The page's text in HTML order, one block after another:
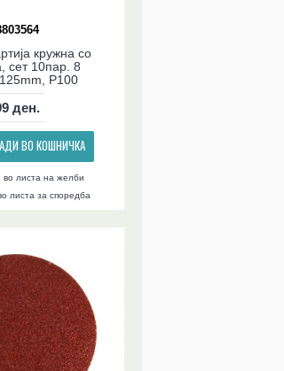
кружна со
сет 10пар. 8
P100
ден.
ВО КОШНИЧКА
во листа на желби
листа за споредба